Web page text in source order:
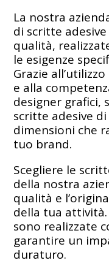
La nostra
di scritte
qualità,
le esigenze
Grazie
e alla
designer grafici,
scritte adesive
dimensioni che
tuo brand.
Scegliere le
della nostra
qualità e
della tua
sono realizzate
garantire un
duraturo.